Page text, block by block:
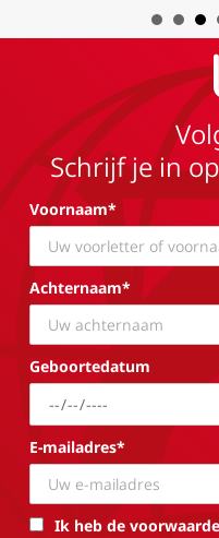
Schrijf je in
Voornaam*
Achternaam*
Geboortedatum
E-mailadres*
Ik heb de